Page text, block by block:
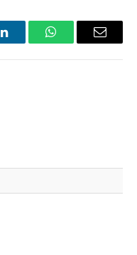
LinkedInWhatsAppEmail